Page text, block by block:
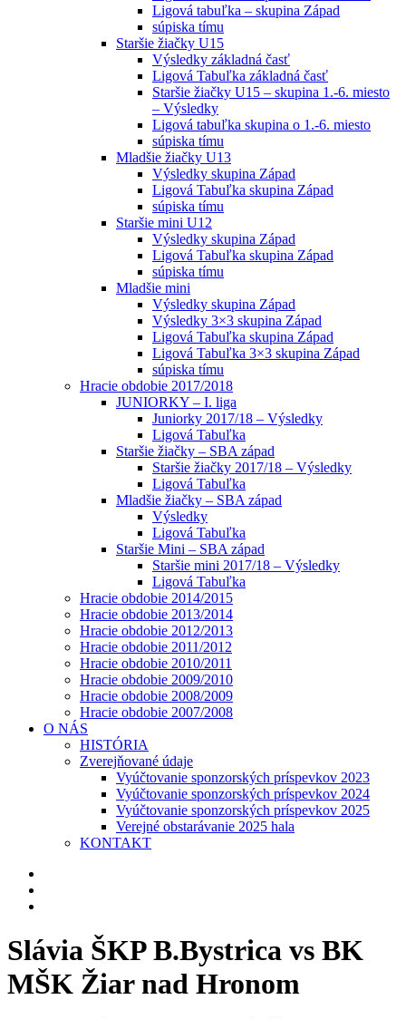
Ligová tabuľka – skupina Západ
súpiska tímu
Staršie žiačky U15
Výsledky základná časť
Ligová Tabuľka základná časť
Staršie žiačky U15 – skupina 1.-6. miesto
– Výsledky
Ligová tabuľka skupina o 1.-6. miesto
súpiska tímu
Mladšie žiačky U13
Výsledky skupina Západ
Ligová Tabuľka skupina Západ
súpiska tímu
Staršie mini U12
Výsledky skupina Západ
Ligová Tabuľka skupina Západ
súpiska tímu
Mladšie mini
Výsledky skupina Západ
Výsledky 3×3 skupina Západ
Ligová Tabuľka skupina Západ
Ligová Tabuľka 3×3 skupina Západ
súpiska tímu
Hracie obdobie 2017/2018
JUNIORKY – I. liga
Juniorky 2017/18 – Výsledky
Ligová Tabuľka
Staršie žiačky – SBA západ
Staršie žiačky 2017/18 – Výsledky
Ligová Tabuľka
Mladšie žiačky – SBA západ
Výsledky
Ligová Tabuľka
Staršie Mini – SBA západ
Staršie mini 2017/18 – Výsledky
Ligová Tabuľka
Hracie obdobie 2014/2015
Hracie obdobie 2013/2014
Hracie obdobie 2012/2013
Hracie obdobie 2011/2012
Hracie obdobie 2010/2011
Hracie obdobie 2009/2010
Hracie obdobie 2008/2009
Hracie obdobie 2007/2008
O NÁS
HISTÓRIA
Zverejňované údaje
Vyúčtovanie sponzorských príspevkov 2023
Vyúčtovanie sponzorských príspevkov 2024
Vyúčtovanie sponzorských príspevkov 2025
Verejné obstarávanie 2025 hala
KONTAKT
Slávia ŠKP B.Bystrica vs BK
MŠK Žiar nad Hronom